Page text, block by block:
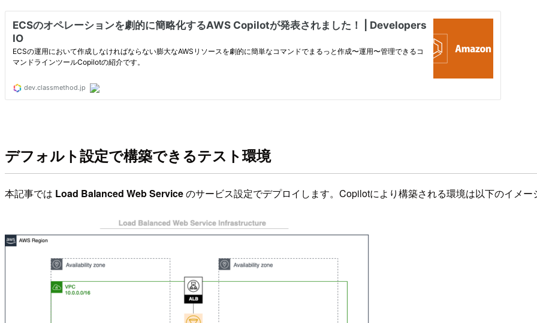
デフォルト設定で構築できるテスト環境
本記事では Load Balanced Web Serviceのサービス設定でデプロイします。Copilotにより構築される環境は以下のイメー